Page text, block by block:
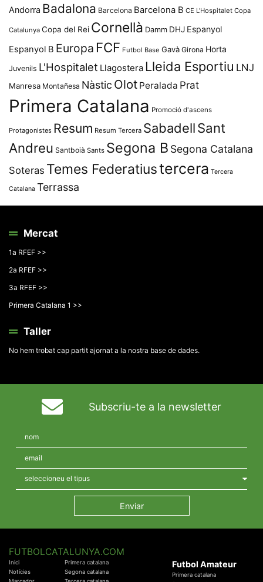
Andorra Badalona Barcelona Barcelona B CE L'Hospitalet Copa
Catalunya Copa del Rei Cornellà Damm DHJ Espanyol
Espanyol B Europa FCF Futbol Base Gavà Girona Horta
Juvenils L'Hospitalet Llagostera Lleida Esportiu LNJ
Manresa Montañesa Nàstic Olot Peralada Prat
Primera Catalana Promoció d'ascens
Protagonistes Resum Resum Tercera SabadellSant
Andreu Santboià Sants Segona B Segona Catalana
Soteras Temes Federatiustercera Tercera
Catalana Terrassa
Mercat
1a RFEF >>
2a RFEF >>
3a RFEF >>
Primera Catalana 1 >>
Taller
No hem trobat cap partit ajornat a la nostra base de dades.
Subscriu-te a la newsletter
FUTBOLCATALUNYA.COM
Inici
Notícies
Primera catalana
Segona catalana
Futbol Amateur
Primera catalana